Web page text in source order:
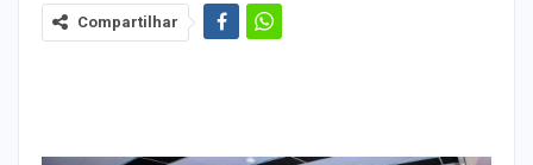
Compartilhar